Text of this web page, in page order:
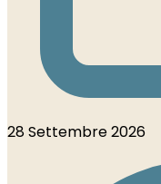
28 Settembre 2026